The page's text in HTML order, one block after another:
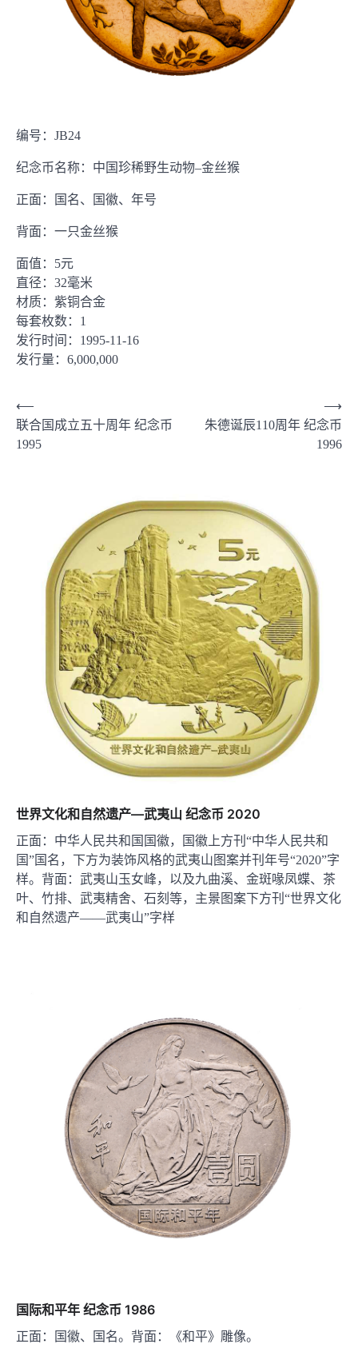
编号：JB24
纪念币名称：中国珍稀野生动物–金丝猴
正面：国名、国徽、年号
背面：一只金丝猴
面值：5元
直径：32毫米
材质：紫铜合金
每套枚数：1
发行时间：1995-11-16
发行量：6,000,000
文
章
⟵
联合国成立五十周年 纪念币
1995
朱德诞辰110周年 纪念币
1996
⟶
世界文化和自然遗产—武夷山 纪念币 2020
正面：中华人民共和国国徽，国徽上方刊“中华人民共和
国”国名，下方为装饰风格的武夷山图案并刊年号“2020”字
样。背面：武夷山玉女峰，以及九曲溪、金斑喙凤蝶、茶
叶、竹排、武夷精舍、石刻等，主景图案下方刊“世界文化
和自然遗产——武夷山”字样
国际和平年 纪念币 1986
正面：国徽、国名。背面：《和平》雕像。